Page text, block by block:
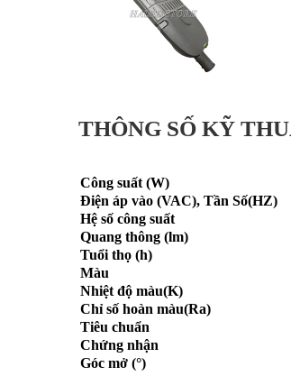
THÔNG SỐ KỸ
Công suất (W)
Điện áp vào (VAC), Tần Số(HZ)
Hệ số công suất
Quang thông (lm)
Tuổi thọ (h)
Màu
Nhiệt độ màu(K)
Chỉ số hoàn màu(Ra)
Tiêu chuẩn
Chứng nhận
Góc mở (°)